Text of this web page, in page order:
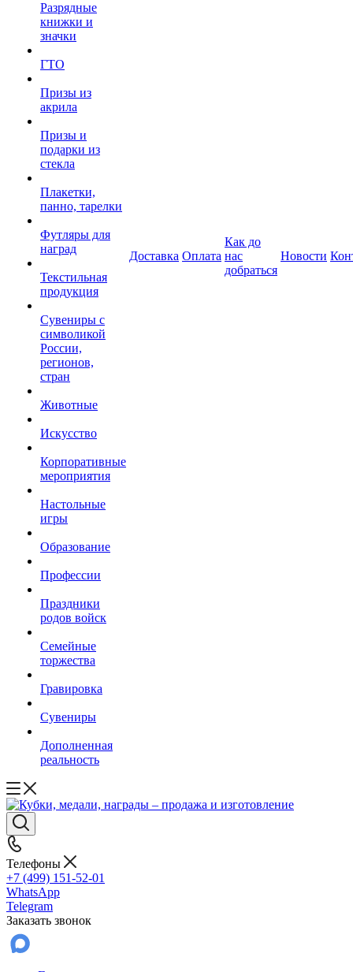
Разрядные
книжки и
значки
ГТО
Призы из
акрила
Призы и
подарки из
стекла
Плакетки,
панно, тарелки
Футляры для
наград
Текстильная
продукция
Сувениры с
символикой
России,
регионов,
стран
Животные
Искусство
Корпоративные
мероприятия
Настольные
игры
Образование
Профессии
Праздники
родов войск
Семейные
торжества
Гравировка
Сувениры
Дополненная
реальность
Доставка Оплата
Как до
нас
добраться
Новости
Телефоны
+7 (499) 151-52-01
WhatsApp
Telegram
Заказать звонок